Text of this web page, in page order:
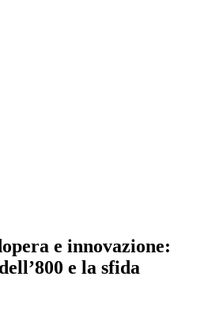
e innovazione:
e la sfida